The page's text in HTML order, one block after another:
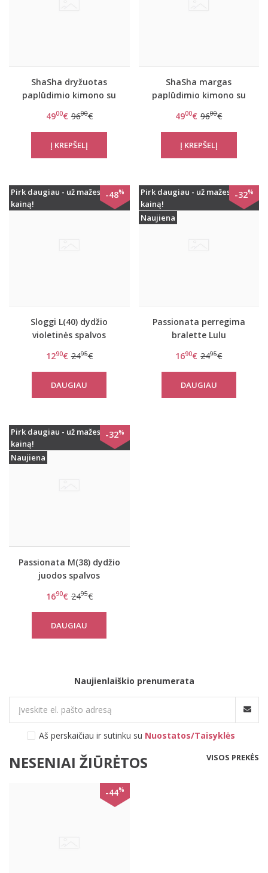
ShaSha dryžuotas
paplūdimio kimono su
4900€ 9600€
ShaSha margas
paplūdimio kimono su
4900€ 9600€
Pirk daugiau - už mažesnę
kainą!
-48%
Sloggi L(40) dydžio
violetinės spalvos
Lace Bralette
1290€ 2495€
DAUGIAU
Pirk daugiau - už mažesnę
kainą!
Naujiena
-32%
Passionata perregima
bralette Lulu
1690€ 2495€
DAUGIAU
Pirk daugiau - už mažesnę
kainą!
Naujiena
-32%
Passionata M(38) dydžio
juodos spalvos
11
1690€ 2495€
DAUGIAU
Naujienlaiškio prenumerata
Aš perskaičiau ir sutinku su Nuostatos/Taisyklės
NESENIAI ŽIŪRĖTOS VISOS PREKĖS
-44%